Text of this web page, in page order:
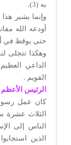
به (3).
وإنما يشير
أودعه الله
حتى يوقظ في
وهكذا تتجلى
الداعي
القويم .
الرئيس
كان عمل
الثلاث عشرة
الناس إلى
الذين